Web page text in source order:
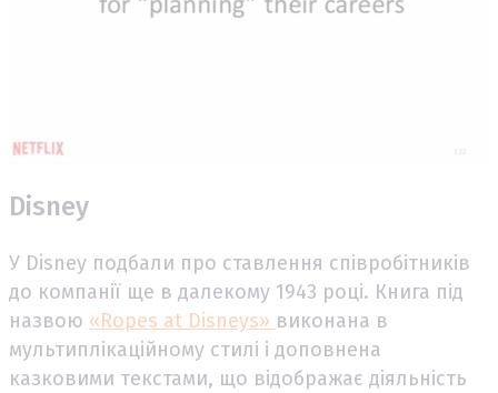
Disney
У Disney подбали про ставлення співробітників
до компанії ще в далекому 1943 році. Книга під
назвою «Ropes at Disneys» виконана в
мультиплікаційному стилі і доповнена
казковими текстами, що відображає діяльність